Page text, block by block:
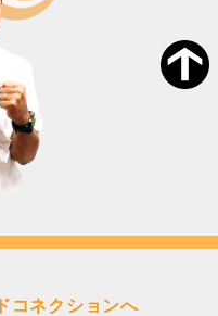
コネクションへ